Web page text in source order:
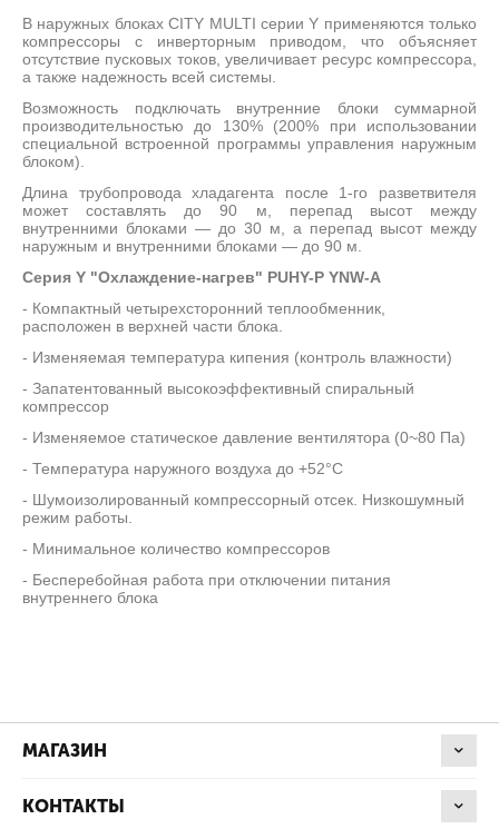
В наружных блоках CITY MULTI серии Y применяются только
компрессоры с инверторным приводом, что объясняет
отсутствие пусковых токов, увеличивает ресурс компрессора,
а также надежность всей системы.
Возможность подключать внутренние блоки суммарной
производительностью до 130% (200% при использовании
специальной встроенной программы управления наружным
блоком).
Длина трубопровода хладагента после 1-го разветвителя
может составлять до 90 м, перепад высот между
внутренними блоками — до 30 м, а перепад высот между
наружным и внутренними блоками — до 90 м.
Серия Y "Охлаждение-нагрев" PUHY-P YNW-A
- Компактный четырехсторонний теплообменник,
расположен в верхней части блока.
- Изменяемая температура кипения (контроль влажности)
- Запатентованный высокоэффективный спиральный
компрессор
- Изменяемое статическое давление вентилятора (0~80 Па)
- Температура наружного воздуха до +52°С
- Шумоизолированный компрессорный отсек. Низкошумный
режим работы.
- Минимальное количество компрессоров
- Бесперебойная работа при отключении питания
внутреннего блока
МАГАЗИН
КОНТАКТЫ